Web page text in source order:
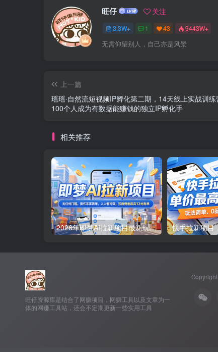
旺仔 关注
3.3W+ 1 43 9443W+
无需仰望别人，自己亦是风景
上一篇
瑶瑶·自然流短视频IP孵化第二期，14天线上实战训
100个人成为有数据能赚钱的独立IP孵化手
相关推荐
2026年即梦AI拉新项目最新玩法，无任何门槛，操作非常简单，人人都可做，拉新佣金最高13米每单(更新08月07日)
旺仔资源库是结合了网赚项目，网赚工具以及文章为一
体的网赚工具站，还会不定期更新一些实用工具